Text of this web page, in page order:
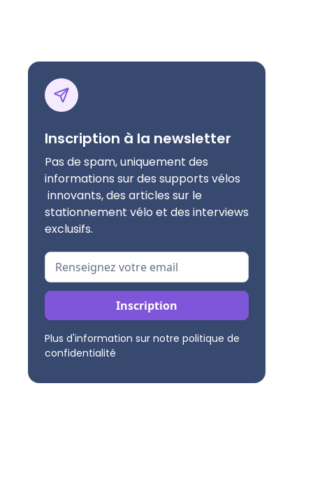
Inscription à la newsletter
Pas de spam, uniquement des
informations sur des supports vélos
innovants, des articles sur le
stationnement vélo et des interviews
exclusifs.
Plus d'information sur notre politique de
confidentialité